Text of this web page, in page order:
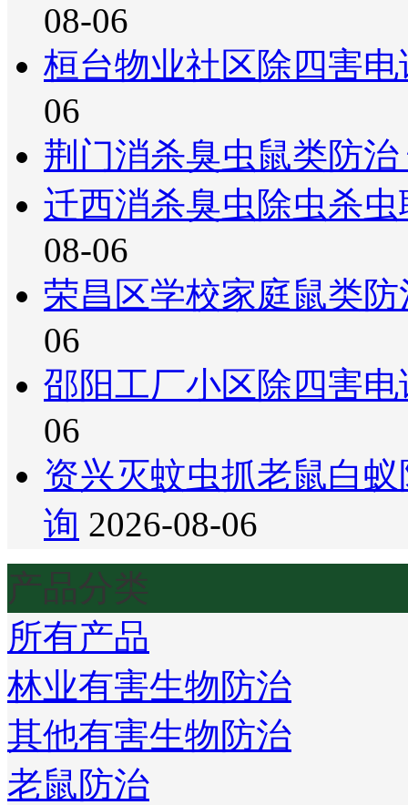
08-06
桓台物业社区除四害
06
荆门消杀臭虫鼠类防
迁西消杀臭虫除虫杀
08-06
荣昌区学校家庭鼠类
06
邵阳工厂小区除四害
06
资兴灭蚊虫抓老鼠白
询 2026-08-06
产品分类
所有产品
林业有害生物防治
其他有害生物防治
老鼠防治